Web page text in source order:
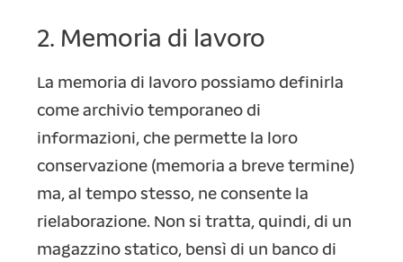
2. Memoria di lavoro
La memoria di lavoro possiamo definirla
come archivio temporaneo di
informazioni, che permette la loro
conservazione (memoria a breve termine)
ma, al tempo stesso, ne consente la
rielaborazione. Non si tratta, quindi, di un
magazzino statico, bensì di un banco di